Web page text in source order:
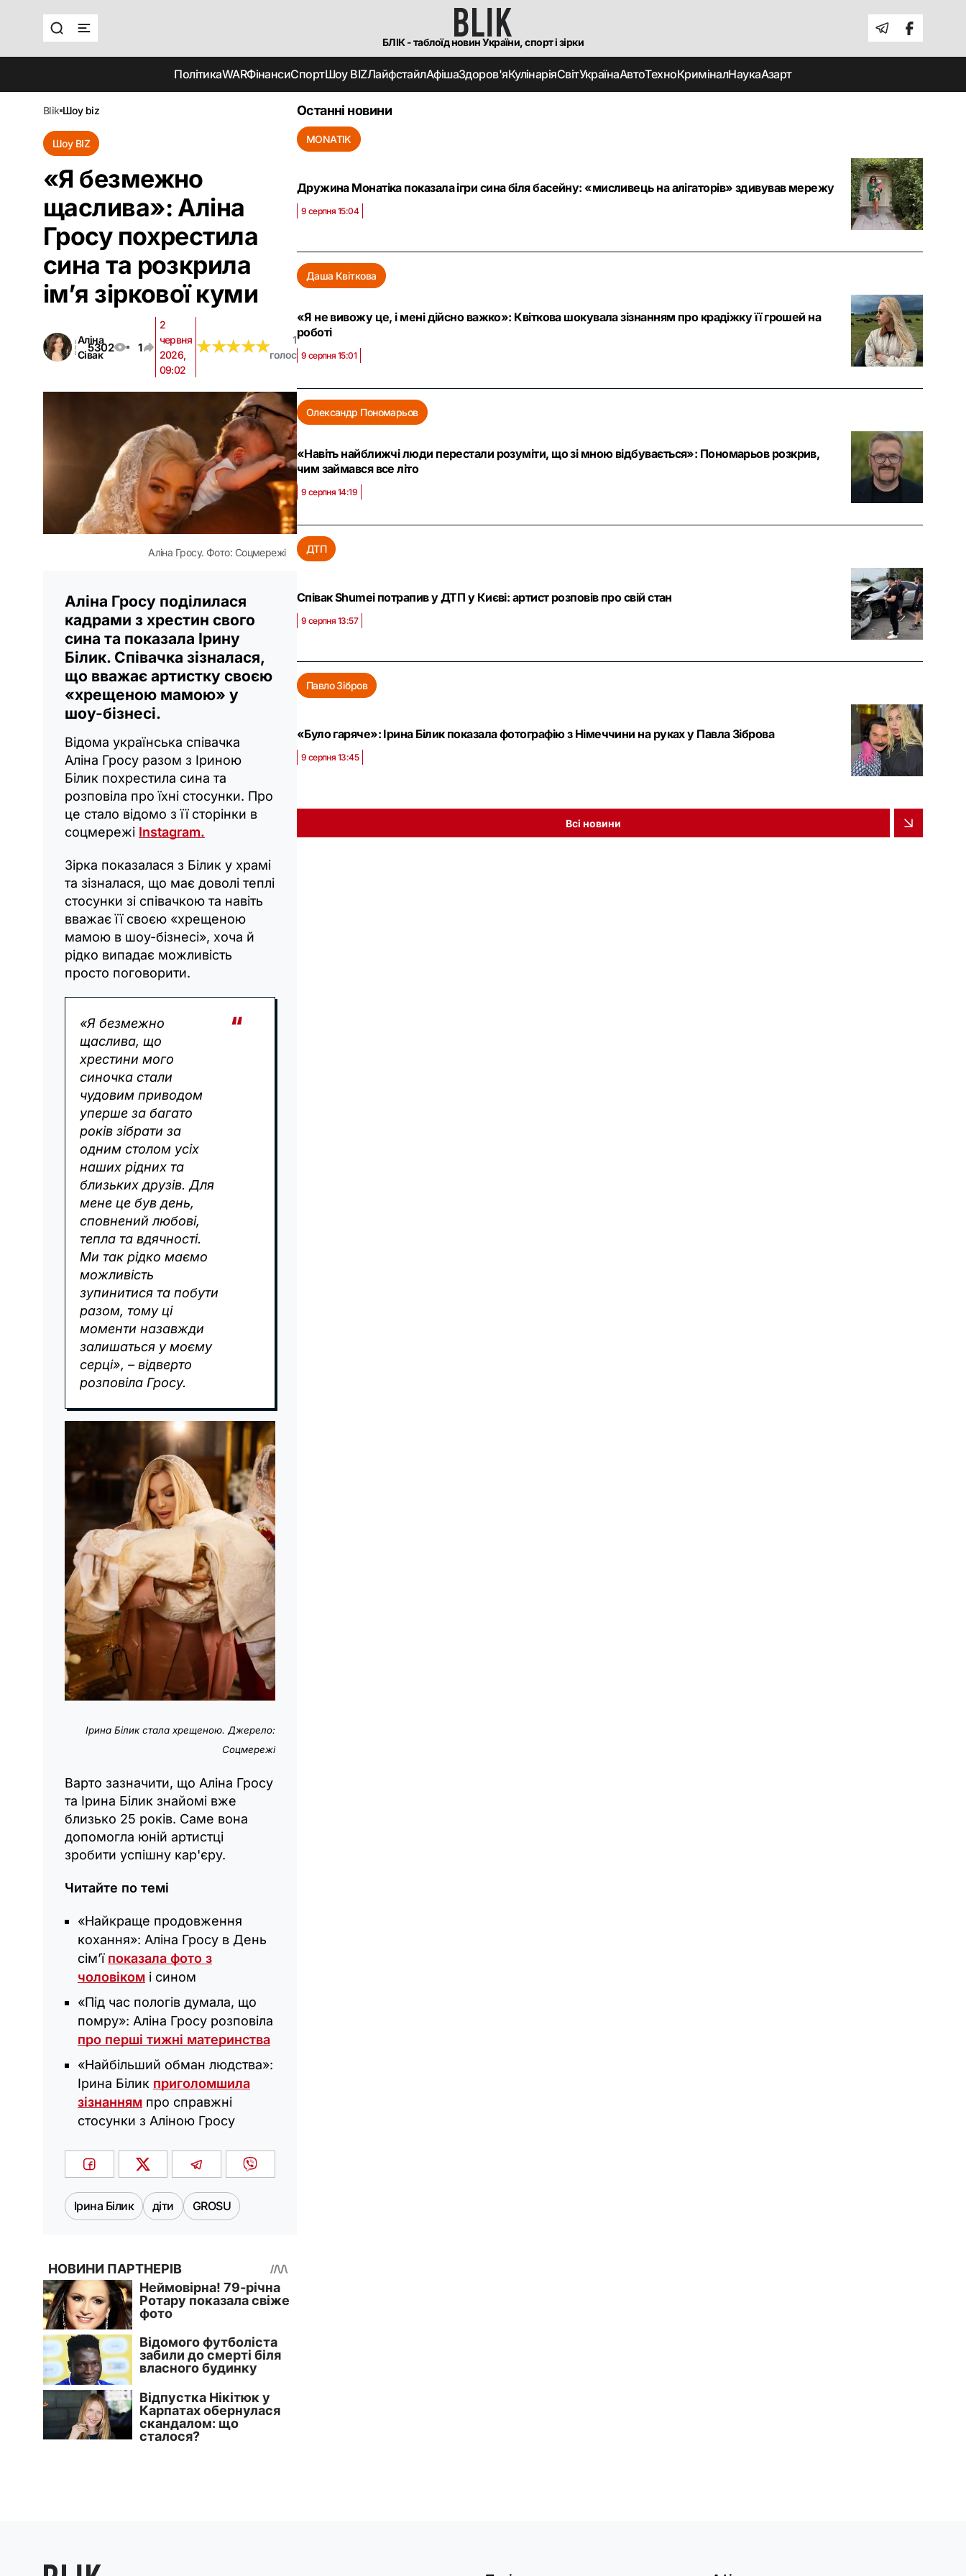
БЛІК - таблоїд новин України, спорт і зірки
ПолітикаWARФінансиСпортШоу BIZЛайфстайлАфішаЗдоров'яКулінаріяСвітУкраїнаАвтоТехноКриміналНаукаАзарт
blik шоу biz
Шоу BIZ
«Я безмежно
щаслива»: Аліна
Гросу похрестила
сина та розкрила
ім’я зіркової куми
Аліна
Сівак
5302 1
2
червня
2026,
09:02
★★★★★
★★★★★
1
голос
Аліна Гросу. Фото: Соцмережі
Аліна Гросу поділилася
кадрами з хрестин свого
сина та показала Ірину
Білик. Співачка зізналася,
що вважає артистку своєю
«хрещеною мамою» у
шоу-бізнесі.
Відома українська співачка
Аліна Гросу разом з Іриною
Білик похрестила сина та
розповіла про їхні стосунки. Про
це стало відомо з її сторінки в
соцмережі Instagram.
Зірка показалася з Білик у храмі
та зізналася, що має доволі теплі
стосунки зі співачкою та навіть
вважає її своєю «хрещеною
мамою в шоу-бізнесі», хоча й
рідко випадає можливість
просто поговорити.
«Я безмежно
щаслива, що
хрестини мого
синочка стали
чудовим приводом
уперше за багато
років зібрати за
одним столом усіх
наших рідних та
близьких друзів. Для
мене це був день,
сповнений любові,
тепла та вдячності.
Ми так рідко маємо
можливість
зупинитися та побути
разом, тому ці
моменти назавжди
залишаться у моєму
серці», – відверто
розповіла Гросу.
Ірина Білик стала хрещеною. Джерело:
Соцмережі
Варто зазначити, що Аліна Гросу
та Ірина Білик знайомі вже
близько 25 років. Саме вона
допомогла юній артистці
зробити успішну кар'єру.
Читайте по темі
«Найкраще продовження
кохання»: Аліна Гросу в День
сім’ї показала фото з
чоловіком і сином
«Під час пологів думала, що
помру»: Аліна Гросу розповіла
про перші тижні материнства
«Найбільший обман людства»:
Ірина Білик приголомшила
зізнанням про справжні
стосунки з Аліною Гросу
Ірина Білик діти GROSU
Останні новини
MONATIK
Дружина Монатіка показала ігри сина біля басейну: «мисливець на алігаторів» здивував мережу
9 серпня 15:04
Даша Квіткова
«Я не вивожу це, і мені дійсно важко»: Квіткова шокувала зізнанням про крадіжку її грошей на
роботі
9 серпня 15:01
Олександр Пономарьов
«Навіть найближчі люди перестали розуміти, що зі мною відбувається»: Пономарьов розкрив,
чим займався все літо
9 серпня 14:19
ДТП
Співак Shumei потрапив у ДТП у Києві: артист розповів про свій стан
9 серпня 13:57
Павло Зібров
«Було гаряче»: Ірина Білик показала фотографію з Німеччини на руках у Павла Зіброва
9 серпня 13:45
Всі новини